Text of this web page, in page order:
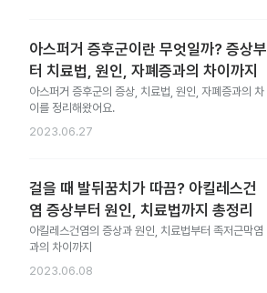
아스퍼거 증후군이란 무엇일까? 증상부
터 치료법, 원인, 자폐증과의 차이까지
아스퍼거 증후군의 증상, 치료법, 원인, 자폐증과의 차
이를 정리해왔어요.
2023.06.27
걸을 때 발뒤꿈치가 따끔? 아킬레스건
염 증상부터 원인, 치료법까지 총정리
아킬레스건염의 증상과 원인, 치료법부터 족저근막염
과의 차이까지
2023.06.08